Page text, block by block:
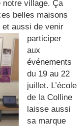
notre village. Ça
belles maisons
et aussi de venir
participer
aux
événements
du 19 au 22
juillet. L’école
de la Colline
laisse aussi
sa marque